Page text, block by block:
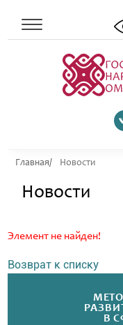
Главная Новости
Новости
Элемент не найден!
Возврат к списку
В